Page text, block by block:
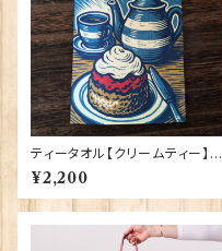
ティータオル【クリームティー】El
gate Products 50001-X
¥2,200